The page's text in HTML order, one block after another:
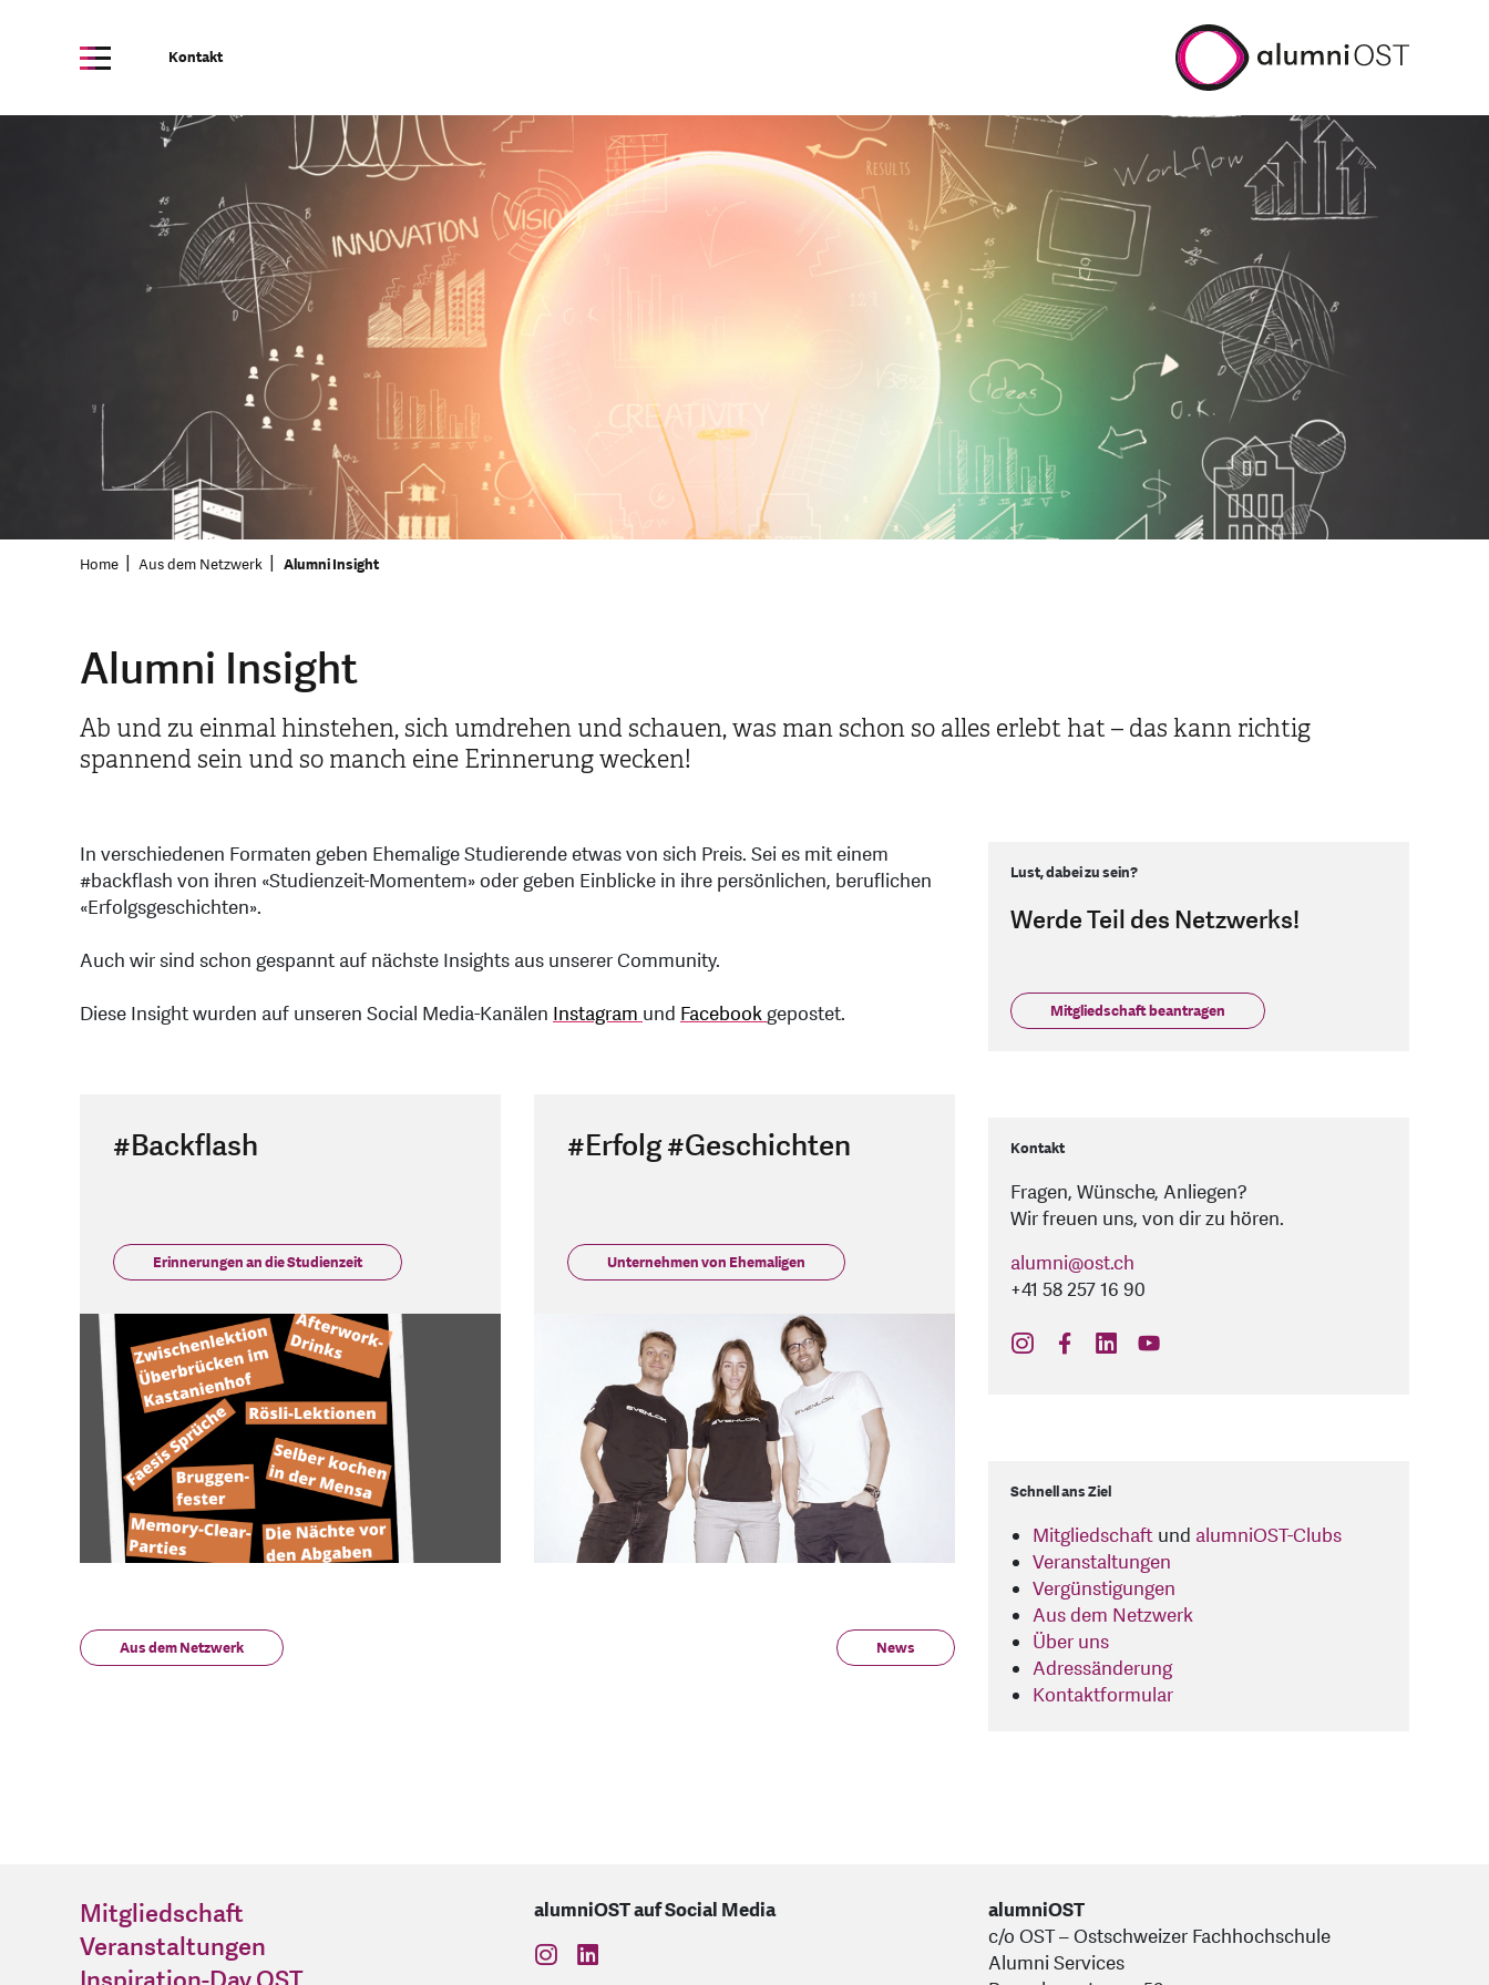
Kontakt
Home Aus dem Netzwerk Alumni Insight
Alumni Insight
Ab und zu einmal hinstehen, sich umdrehen und schauen, was man schon so alles erlebt hat – das kann richtig
spannend sein und so manch eine Erinnerung wecken!
In verschiedenen Formaten geben Ehemalige Studierende etwas von sich Preis. Sei es mit einem
#backflash von ihren «Studienzeit-Momentem» oder geben Einblicke in ihre persönlichen, beruflichen
«Erfolgsgeschichten».
Auch wir sind schon gespannt auf nächste Insights aus unserer Community.
Diese Insight wurden auf unseren Social Media-Kanälen Instagram und Facebookgepostet.
#Backflash
Erinnerungen an die Studienzeit
#Erfolg #Geschichten
Unternehmen von Ehemaligen
Aus dem Netzwerk News
Lust, dabei zu sein?
Werde Teil des Netzwerks!
Mitgliedschaft beantragen
Kontakt
Fragen, Wünsche, Anliegen?
Wir freuen uns, von dir zu hören.
alumni@ost.ch
+41 58 257 16 90
find us on: instagram
find us on: facebook
find us on: linkedin
find us on: youtube
Schnell ans Ziel
Mitgliedschaft und alumniOST-Clubs
Veranstaltungen
Vergünstigungen
Aus dem Netzwerk
Über uns
Adressänderung
Kontaktformular
Mitgliedschaft
Veranstaltungen
alumniOST auf Social Media
find us on: instagram
find us on: linkedin
alumniOST
c/o OST – Ostschweizer Fachhochschule
Alumni Services